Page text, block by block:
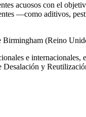
acuosos con el
—como aditivos,
Birmingham (Reino
e
y